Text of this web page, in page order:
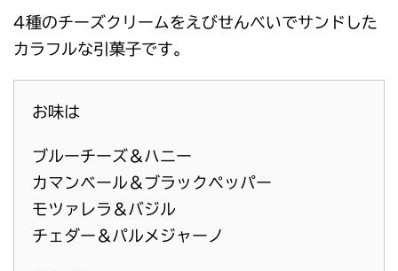
4種のチーズクリームをえびせんべいでサンドした
カラフルな引菓子です。
お味は
ブルーチーズ＆ハニー
カマンベール＆ブラックペッパー
モツァレラ＆バジル
チェダー＆パルメジャーノ